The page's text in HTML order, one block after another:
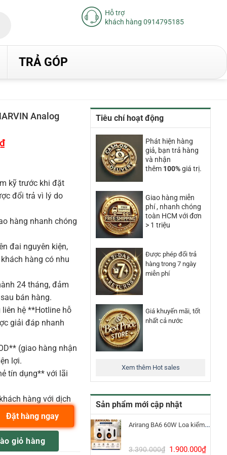
Hỗ trợ
khách hàng 0914795185
TRẢ GÓP
Tiêu chí hoạt động
Phát hiện hàng
giả, bạn trả hàng
và nhận
thêm 100%giá trị.
Giao hàng miễn
phí , nhanh chóng
toàn HCM với đơn
> 1 triệu
Được phép đổi trả
hàng trong 7 ngày
miễn phí
Giá khuyến mãi, tốt
nhất cả nước
Xem thêm Hot sales
Sản phẩm mới cập nhật
Arirang BA6 60W Loa kiểm âm Bluetooth 5.3
3.390.000₫ Giá
1.900.000₫Giá
Analog
₫Giá
kỹ trước khi đặt
đổi trả vì lý do
hàng nhanh chóng
đai nguyên kiện,
hàng có nhu
24 tháng, đảm
bán hàng.
hệ **Hotline hỗ
giải đáp nhanh
(giao hàng nhận
lợi.
tín dụng** với lãi
hàng với dịch
Analog Synthesizers số lượng
giỏ hàng
Đặt hàng ngay